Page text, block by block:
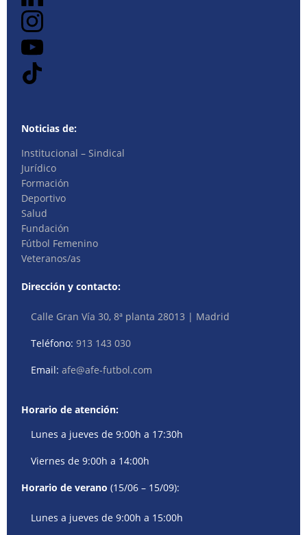
Noticias de:
Institucional – Sindical
Jurídico
Formación
Deportivo
Salud
Fundación
Fútbol Femenino
Veteranos/as
Dirección y contacto:
Calle Gran Vía 30, 8ª planta 28013 | Madrid
Teléfono:913 143 030
Email:afe@afe-futbol.com
Horario de atención:
Lunes a jueves de 9:00h a 17:30h
Viernes de 9:00h a 14:00h
Horario de verano (15/06 – 15/09):
Lunes a jueves de 9:00h a 15:00h